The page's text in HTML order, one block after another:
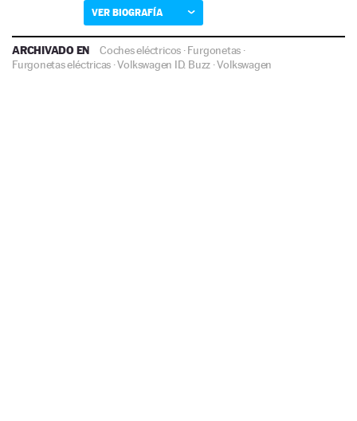
VER BIOGRAFÍA
ARCHIVADO EN Coches eléctricos ·Furgonetas ·
Furgonetas eléctricas ·Volkswagen ID. Buzz ·Volkswagen